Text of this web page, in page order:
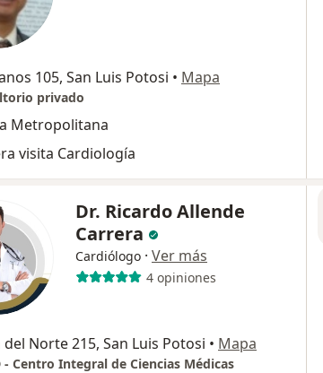
105, San Luis Potosi • Mapa
privado
Metropolitana
visita Cardiología
Dr. Ricardo Allende
Carrera
Cardiólogo · Ver más
4 opiniones
del Norte 215, San Luis Potosi • Mapa
- Centro Integral de Ciencias Médicas